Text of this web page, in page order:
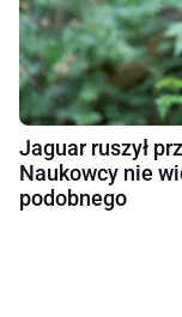
Jaguar ruszył
Naukowcy nie
podobnego